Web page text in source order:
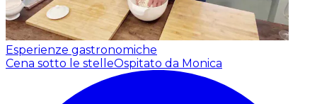
Esperienze gastronomiche
Cena sotto le stelleOspitato da Monica